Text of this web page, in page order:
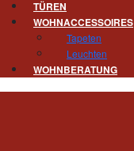
TÜREN
WOHNACCESSOIRES
Tapeten
Leuchten
WOHNBERATUNG